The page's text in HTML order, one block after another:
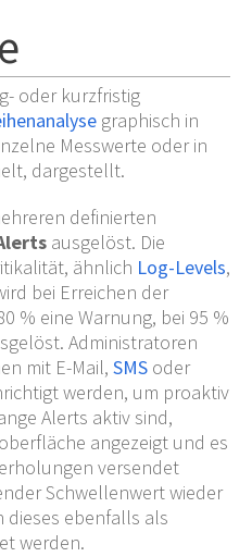
oder kurzfristig
graphisch in
Messwerte oder in
dargestellt.
definierten
ausgelöst. Die
ähnlich Log-Levels,
bei Erreichen der
% eine Warnung, bei 95 %
Administratoren
mit E-Mail, SMS oder
werden, um proaktiv
Alerts aktiv sind,
angezeigt und es
versendet
Schwellenwert wieder
dieses ebenfalls als
werden.